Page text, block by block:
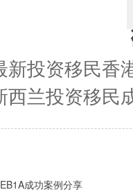
新投资移民香
西兰投资移民
成功案例分享